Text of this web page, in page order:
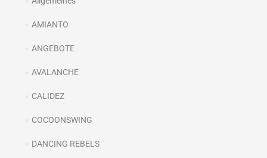
AMIANTO
ANGEBOTE
AVALANCHE
CALIDEZ
COCOONSWING
DANCING REBELS